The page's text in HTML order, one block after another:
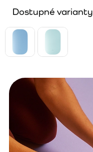
Dostupné varianty